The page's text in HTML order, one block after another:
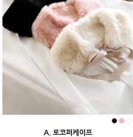
A. 로코퍼케이프